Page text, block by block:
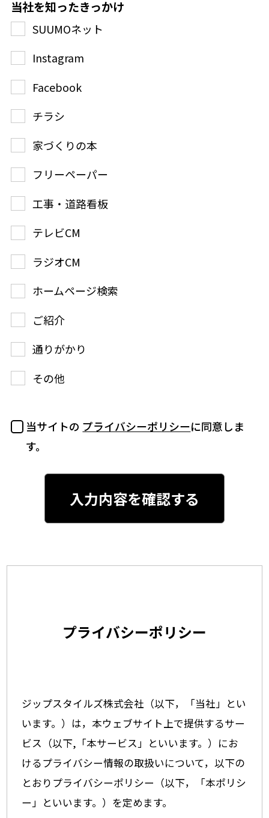
当社を知ったきっかけ
SUUMOネット
Instagram
Facebook
チラシ
家づくりの本
フリーペーパー
工事・道路看板
テレビCM
ラジオCM
ホームページ検索
ご紹介
通りがかり
その他
当サイトの プライバシーポリシーに同意しま
す。
プライバシーポリシー
ジップスタイルズ株式会社（以下，「当社」とい
います。）は，本ウェブサイト上で提供するサー
ビス（以下,「本サービス」といいます。）にお
けるプライバシー情報の取扱いについて，以下の
とおりプライバシーポリシー（以下，「本ポリシ
ー」といいます。）を定めます。